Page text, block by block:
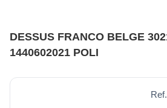
DESSUS FRANCO BELGE
1440602021 POLI